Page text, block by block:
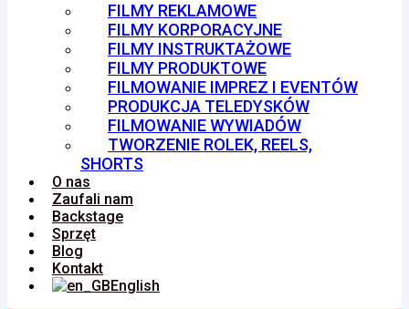
FILMY REKLAMOWE
FILMY KORPORACYJNE
FILMY INSTRUKTAŻOWE
FILMY PRODUKTOWE
FILMOWANIE IMPREZ I EVENTÓW
PRODUKCJA TELEDYSKÓW
FILMOWANIE WYWIADÓW
TWORZENIE ROLEK, REELS,
SHORTS
O nas
Zaufali nam
Backstage
Sprzęt
Blog
Kontakt
English